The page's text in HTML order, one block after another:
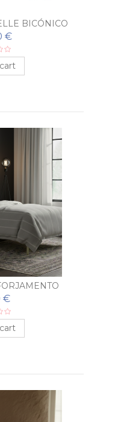
BICÓNICO
€
MARBELLA
€